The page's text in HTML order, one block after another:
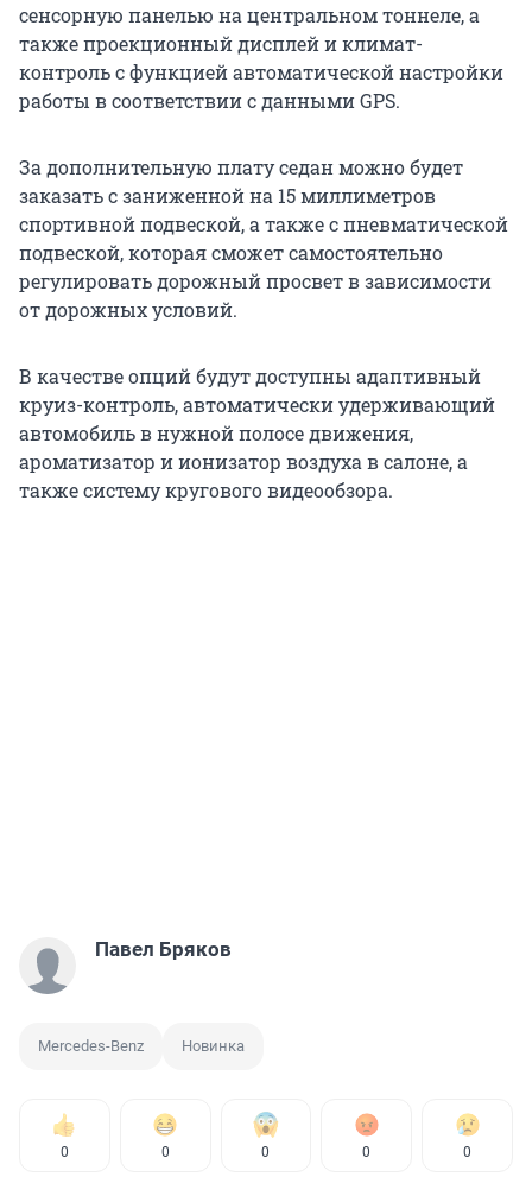
сенсорную панелью на центральном тоннеле, а
также проекционный дисплей и климат-
контроль с функцией автоматической настройки
работы в соответствии с данными GPS.
За дополнительную плату седан можно будет
заказать с заниженной на 15 миллиметров
спортивной подвеской, а также с пневматической
подвеской, которая сможет самостоятельно
регулировать дорожный просвет в зависимости
от дорожных условий.
В качестве опций будут доступны адаптивный
круиз-контроль, автоматически удерживающий
автомобиль в нужной полосе движения,
ароматизатор и ионизатор воздуха в салоне, а
также систему кругового видеообзора.
Павел Бряков
Mercedes-Benz Новинка
0 0 0 0 0